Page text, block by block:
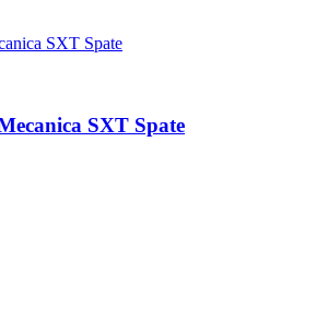
SXT Spate